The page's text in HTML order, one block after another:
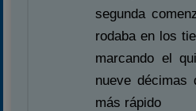
segunda
rodaba en los
marcando el
nueve décimas
más rápido